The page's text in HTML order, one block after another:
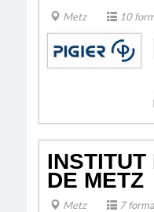
Metz 10
DE METZ
Metz 7